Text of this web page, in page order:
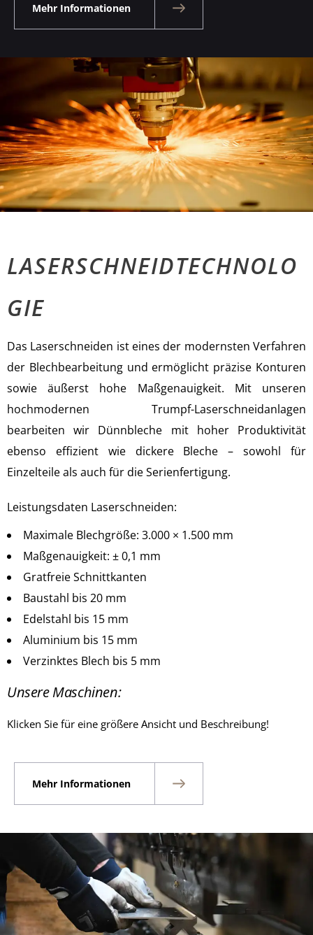
Mehr Informationen
LASERSCHNEIDTECHNOLO
GIE
Das Laserschneiden ist eines der modernsten Verfahren
der Blechbearbeitung und ermöglicht präzise Konturen
sowie äußerst hohe Maßgenauigkeit. Mit unseren
hochmodernen Trumpf-Laserschneidanlagen
bearbeiten wir Dünnbleche mit hoher Produktivität
ebenso effizient wie dickere Bleche – sowohl für
Einzelteile als auch für die Serienfertigung.
Leistungsdaten Laserschneiden:
Maximale Blechgröße: 3.000 × 1.500 mm
Maßgenauigkeit: ± 0,1 mm
Gratfreie Schnittkanten
Baustahl bis 20 mm
Edelstahl bis 15 mm
Aluminium bis 15 mm
Verzinktes Blech bis 5 mm
Unsere Maschinen:
Klicken Sie für eine größere Ansicht und Beschreibung!
Mehr Informationen